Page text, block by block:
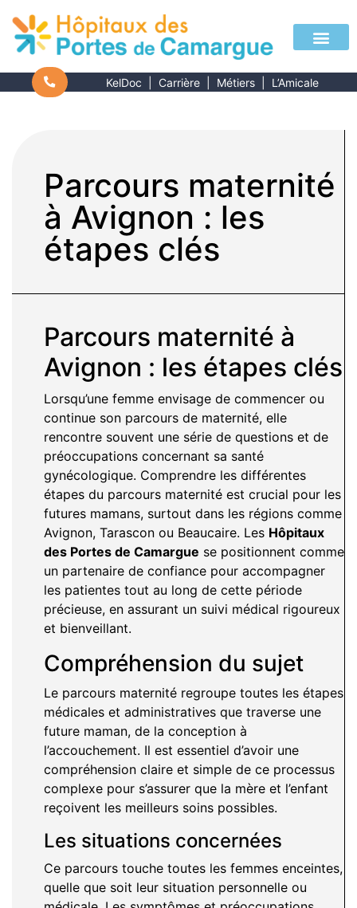
KelDoc Carrière Métiers L’Amicale
Parcours maternité
à Avignon : les
étapes clés
Parcours maternité à
Avignon : les étapes clés
Lorsqu’une femme envisage de commencer ou
continue son parcours de maternité, elle
rencontre souvent une série de questions et de
préoccupations concernant sa santé
gynécologique. Comprendre les différentes
étapes du parcours maternité est crucial pour les
futures mamans, surtout dans les régions comme
Avignon, Tarascon ou Beaucaire. Les Hôpitaux
des Portes de Camargue se positionnent comme
un partenaire de confiance pour accompagner
les patientes tout au long de cette période
précieuse, en assurant un suivi médical rigoureux
et bienveillant.
Compréhension du sujet
Le parcours maternité regroupe toutes les étapes
médicales et administratives que traverse une
future maman, de la conception à
l’accouchement. Il est essentiel d’avoir une
compréhension claire et simple de ce processus
complexe pour s’assurer que la mère et l’enfant
reçoivent les meilleurs soins possibles.
Les situations concernées
Ce parcours touche toutes les femmes enceintes,
quelle que soit leur situation personnelle ou